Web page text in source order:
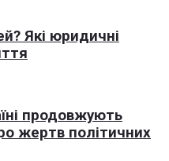
Які юридичні
продовжують
жертв політичних